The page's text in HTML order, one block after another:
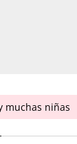
muchas niñas